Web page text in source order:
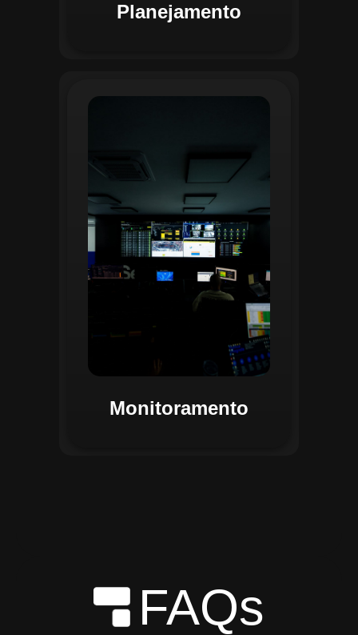
Planejamento
Monitoramento
planejadas. Utilizando um videowall
central e sistemas de convergência
informações operacionais,
identificando gargalos, não
conformidades e oportunidades de
melhoria.
FAQs